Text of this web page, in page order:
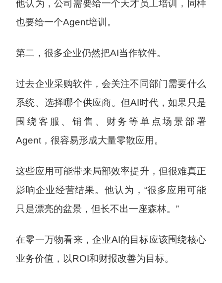
他认为，公司需要给一个天才员工培训，同样
也要给一个Agent培训。
第二，很多企业仍然把AI当作软件。
过去企业采购软件，会关注不同部门需要什么
系统、选择哪个供应商。但AI时代，如果只是
围绕客服、销售、财务等单点场景部署
Agent，很容易形成大量零散应用。
这些应用可能带来局部效率提升，但很难真正
影响企业经营结果。他认为，“很多应用可能
只是漂亮的盆景，但长不出一座森林。”
在零一万物看来，企业AI的目标应该围绕核心
业务价值，以ROI和财报改善为目标。